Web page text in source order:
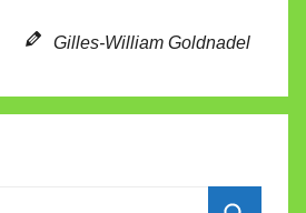
Gilles-William Goldnadel